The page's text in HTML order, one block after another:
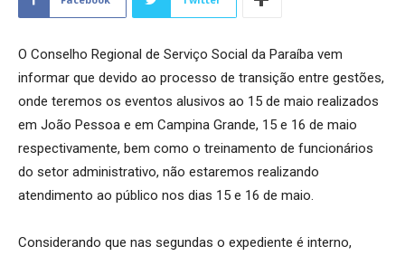
O Conselho Regional de Serviço Social da Paraíba vem
informar que devido ao processo de transição entre gestões,
onde teremos os eventos alusivos ao 15 de maio realizados
em João Pessoa e em Campina Grande, 15 e 16 de maio
respectivamente, bem como o treinamento de funcionários
do setor administrativo, não estaremos realizando
atendimento ao público nos dias 15 e 16 de maio.
Considerando que nas segundas o expediente é interno,